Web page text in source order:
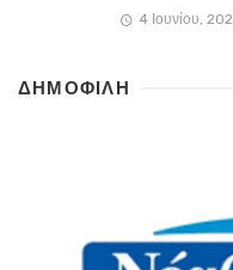
4 Ιουνίου,
ΔΗΜΟΦΙΛΗ